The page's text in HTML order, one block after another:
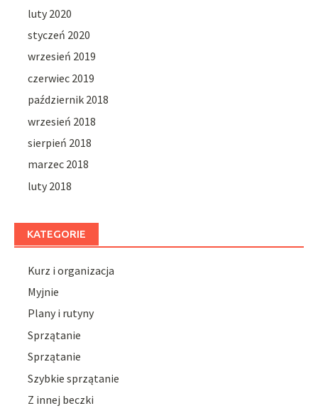
luty 2020
styczeń 2020
wrzesień 2019
czerwiec 2019
październik 2018
wrzesień 2018
sierpień 2018
marzec 2018
luty 2018
KATEGORIE
Kurz i organizacja
Myjnie
Plany i rutyny
Sprzątanie
Sprzątanie
Szybkie sprzątanie
Z innej beczki